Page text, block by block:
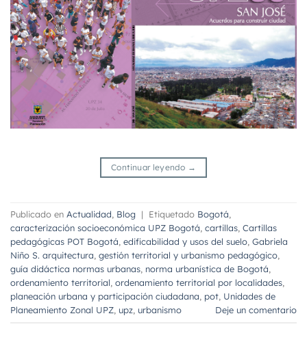
Continuar leyendo →
Publicado en Actualidad, Blog | Etiquetado Bogotá,
caracterización socioeconómica UPZ Bogotá, cartillas, Cartillas
pedagógicas POT Bogotá, edificabilidad y usos del suelo, Gabriela
Niño S. arquitectura, gestión territorial y urbanismo pedagógico,
guía didáctica normas urbanas, norma urbanística de Bogotá,
ordenamiento territorial, ordenamiento territorial por localidades,
planeación urbana y participación ciudadana, pot, Unidades de
Planeamiento Zonal UPZ, upz, urbanismo Deje un comentario